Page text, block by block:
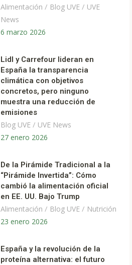
Alimentación / Blog UVE/ UVE
News
6 marzo 2026
Lidl y Carrefour lideran en
España la transparencia
climática con objetivos
concretos, pero ninguno
muestra una reducción de
emisiones
Blog UVE/ UVE News
27 enero 2026
De la Pirámide Tradicional a la
“Pirámide Invertida”: Cómo
cambió la alimentación oficial
en EE. UU. Bajo Trump
Alimentación / Blog UVE/ Nutrición
23 enero 2026
España y la revolución de la
proteína alternativa: el futuro